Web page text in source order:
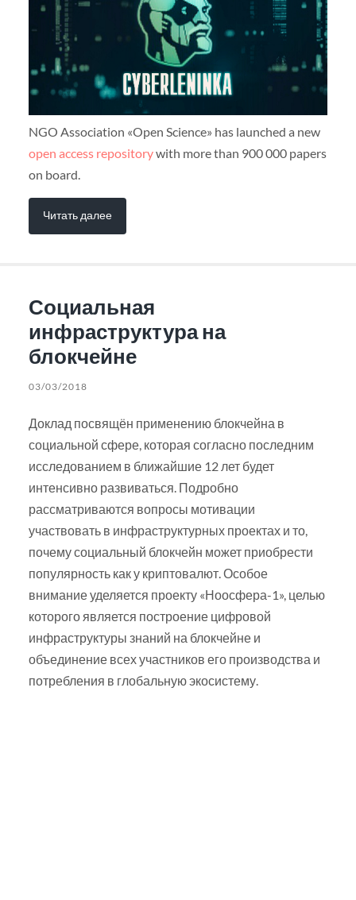
NGO Association «Open Science» has launched a new
open access repositorywith more than 900 000 papers
on board.
Читать далее
Социальная
инфраструктура на
блокчейне
03/03/2018
Доклад посвящён применению блокчейна в
социальной сфере, которая согласно последним
исследованием в ближайшие 12 лет будет
интенсивно развиваться. Подробно
рассматриваются вопросы мотивации
участвовать в инфраструктурных проектах и то,
почему социальный блокчейн может приобрести
популярность как у криптовалют. Особое
внимание уделяется проекту «Ноосфера-1», целью
которого является построение цифровой
инфраструктуры знаний на блокчейне и
объединение всех участников его производства и
потребления в глобальную экосистему.